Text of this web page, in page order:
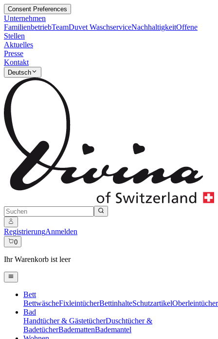
Consent Preferences
Unternehmen
FamilienbetriebTeamDuvet WaschserviceNachhaltigkeitOffene
Stellen
Aktuelles
Presse
Kontakt
Deutsch
RegistrierungAnmelden
0
Ihr Warenkorb ist leer
Bett
BettwäscheFixleintücherBettinhalteSchutzartikelOberleintücher
Bad
Handtücher & GästetücherDuschtücher &
BadetücherBademattenBademantel